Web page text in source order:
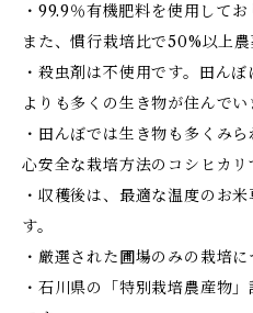
・99.9％有機肥料を使用して
また、慣行栽培比で50%以上農
・殺虫剤は不使用です。田ん
よりも多くの生き物が住んでい
・田んぼでは生き物も多くみ
心安全な栽培方法のコシヒカリ
・収穫後は、最適な温度のお
す。
・厳選された圃場のみの栽培に
・石川県の「特別栽培農産物